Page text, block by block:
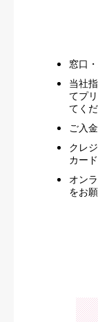
窓口
当社
てプ
てくだ
ご入
クレ
カー
オン
をお